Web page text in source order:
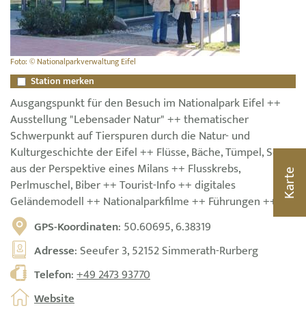
Foto: © Nationalparkverwaltung Eifel
Station merken
Ausgangspunkt für den Besuch im Nationalpark Eifel ++
Ausstellung "Lebensader Natur" ++ thematischer
Schwerpunkt auf Tierspuren durch die Natur- und
Kulturgeschichte der Eifel ++ Flüsse, Bäche, Tümpel, Seen
aus der Perspektive eines Milans ++ Flusskrebs,
Perlmuschel, Biber ++ Tourist-Info ++ digitales
Geländemodell ++ Nationalparkfilme ++ Führungen ++
GPS-Koordinaten: 50.60695, 6.38319
Adresse: Seeufer 3, 52152 Simmerath-Rurberg
Telefon:+49 2473 93770
Website
Karte